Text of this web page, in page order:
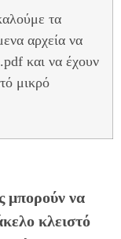
τα
αρχεία να
και να έχουν
μικρό
μπορούν να
κλειστό